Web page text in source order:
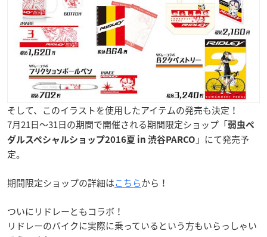
そして、このイラストを使用したアイテムの発売も決定！
7月21日〜31日の期間で開催される期間限定ショップ「弱虫ペ
ダルスペシャルショップ2016夏 in 渋谷PARCO 」にて発売予
定。
期間限定ショップの詳細はこちらから！
ついにリドレーともコラボ！
リドレーのバイクに実際に乗っているという方もいらっしゃい